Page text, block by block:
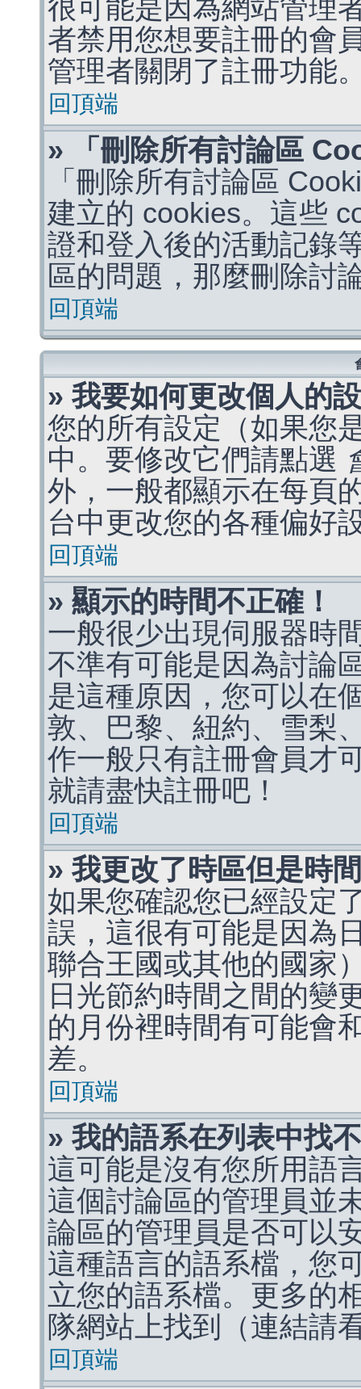
很可能是因為網站管理
者禁用您想要註冊的會
管理者關閉了註冊功能
回頂端
» 「刪除所有討論區
「刪除所有討論區
建立的 cookies。這些
證和登入後的活動記錄
區的問題，那麼刪除討
回頂端
» 我要如何更改個人的
您的所有設定（如果您
中。要修改它們請點選
外，一般都顯示在每頁
台中更改您的各種偏好
回頂端
» 顯示的時間不正確！
一般很少出現伺服器時
不準有可能是因為討論
是這種原因，您可以在
敦、巴黎、紐約、雪梨
作一般只有註冊會員才
就請盡快註冊吧！
回頂端
» 我更改了時區但是時
如果您確認您已經設定
誤，這很有可能是因為
聯合王國或其他的國家
日光節約時間之間的變
的月份裡時間有可能會
差。
回頂端
» 我的語系在列表中找
這可能是沒有您所用語
這個討論區的管理員並
論區的管理員是否可以
這種語言的語系檔，您
立您的語系檔。更多的
隊網站上找到（連結請
回頂端